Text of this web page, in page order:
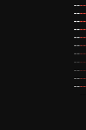
--
--
--
--
--
--
--
--
--
--
--
--
--
--
--
--
--
--
--
--
--
--